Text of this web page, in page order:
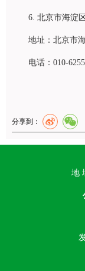
6. 北京市海淀区
地址：北京市海
电话：010-
分享到：
地